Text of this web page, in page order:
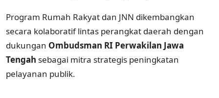
Program Rumah Rakyat dan JNN dikembangkan
secara kolaboratif lintas perangkat daerah dengan
dukungan Ombudsman RI Perwakilan Jawa
Tengah sebagai mitra strategis peningkatan
pelayanan publik.